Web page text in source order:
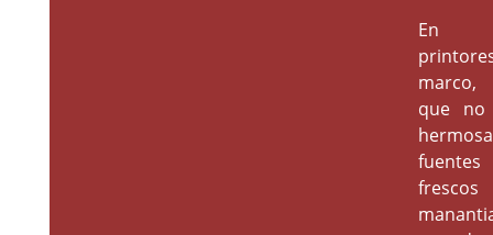
En
que no
frescos